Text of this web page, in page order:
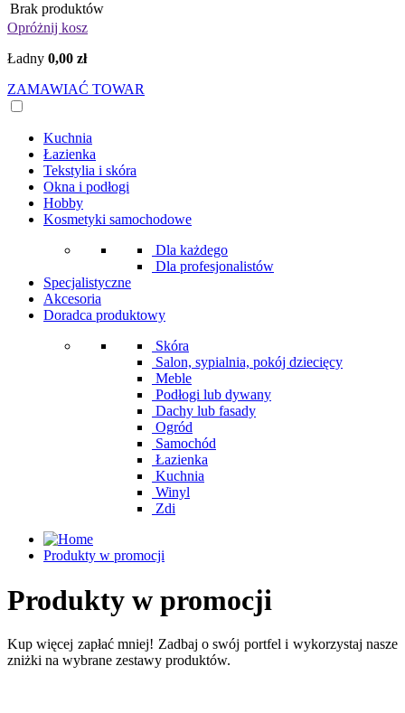
Brak produktów
Opróżnij kosz
Ładny 0,00 zł
ZAMAWIAĆ TOWAR
Kuchnia
Łazienka
Tekstylia i skóra
Okna i podłogi
Hobby
Kosmetyki samochodowe
Dla każdego
Dla profesjonalistów
Specjalistyczne
Akcesoria
Doradca produktowy
Skóra
Salon, sypialnia, pokój dziecięcy
Meble
Podłogi lub dywany
Dachy lub fasady
Ogród
Samochód
Łazienka
Kuchnia
Winyl
Zdi
Produkty w promocji
Produkty w promocji
Kup więcej zapłać mniej! Zadbaj o swój portfel i wykorzystaj nasze
zniżki na wybrane zestawy produktów.